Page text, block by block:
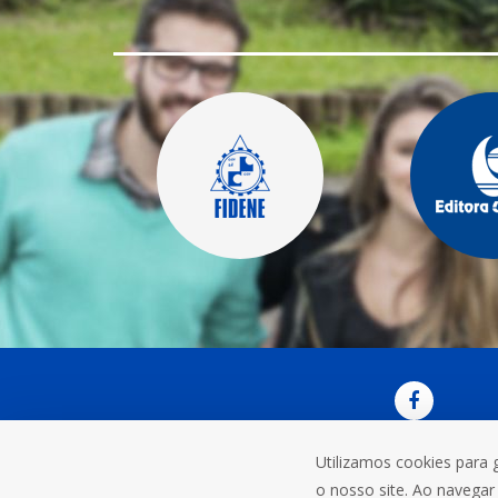
Utilizamos cookies para
o nosso site. Ao